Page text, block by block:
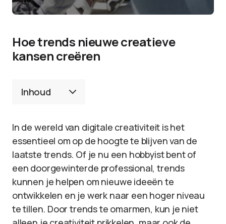
Hoe trends nieuwe creatieve
kansen creëren
Inhoud
In de wereld van digitale creativiteit is het
essentieel om op de hoogte te blijven van de
laatste trends. Of je nu een hobbyist bent of
een doorgewinterde professional, trends
kunnen je helpen om nieuwe ideeën te
ontwikkelen en je werk naar een hoger niveau
te tillen. Door trends te omarmen, kun je niet